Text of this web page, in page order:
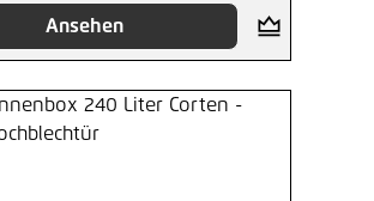
Ansehen